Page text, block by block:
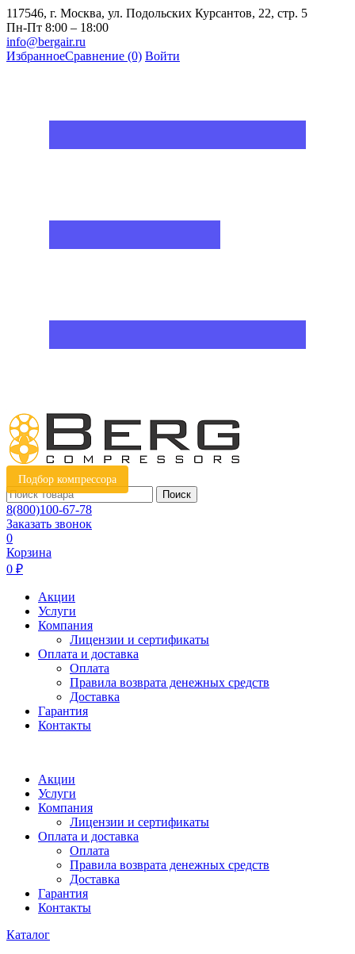
117546, г. Москва, ул. Подольских Курсантов, 22, стр. 5
Пн-Пт 8:00 – 18:00
info@bergair.ru
ИзбранноеСравнение (0) Войти
Подбор компрессора
Поиск
8(800)100-67-78
Заказать звонок
0
Корзина
0 ₽
Акции
Услуги
Компания
Лицензии и сертификаты
Оплата и доставка
Оплата
Правила возврата денежных средств
Доставка
Гарантия
Контакты
Акции
Услуги
Компания
Лицензии и сертификаты
Оплата и доставка
Оплата
Правила возврата денежных средств
Доставка
Гарантия
Контакты
Каталог